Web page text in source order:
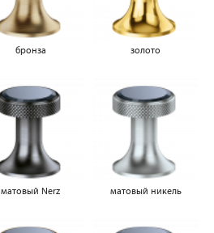
бронза золото
матовый Nerz матовый никель